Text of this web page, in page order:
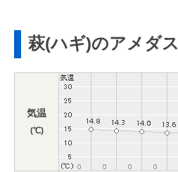
萩(ハギ)のアメダス
気温
(℃)